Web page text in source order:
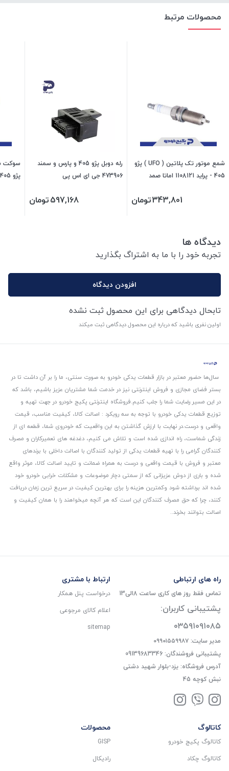
محصولات مرتبط
شمع موتور تک پلاتین ( UFO ) پژو
405 - پراید 1108121 اماتا صمد
343,801تومان
رله دوبل پژو 405 و پارس و سمند
473906 جی ای اس پی
597,168تومان
سوکت
پژو 405 - پراید 1108020 اماتا صمد
دیدگاه ها
تجربه خود را با ما به اشتراگ بگذارید
افزودن دیدگاه
تابحال دیدگاهی برای این محصول ثبت نشده
اولین نفری باشید که درباره این محصول دیدگاهی ثبت میکند
سال‌ها حضور معتبر در بازار قطعات یدکی خودرو به صورت سنتی، ما را بر آن داشت تا در
بستر فضای مجازی و فروش اینترنتی نیز در خدمت شما مشتریان عزیز باشیم، باشد که
در این مسیر رضایت شما را جلب کنیم.فروشگاه اینترنتی پکیج خودرو در جهت تهیه و
توزیع قطعات یدکی خودرو با توجه به سه رویکرد : اصالت کالا، کیفیت مناسب، قیمت
واقعی و درست.در نهایت با ارزش گذاشتن به این واقعیت که خودروی شما، قطعه ای از
زندگی شماست، راه اندازی شده است و تلاش می کنیم، دغدغه های تعمیرکاران و مصرف
کنندگان گرامی را با تهیه قطعات یدکی از تولید کنندگان با اصالت داخلی با برندهای
معتبر و فروش با قیمت واقعی و درست به همراه ضمانت و تایید اصالت کالا، موثر واقع
شده و باری از دوش عزیزانی که از سمتی دچار موضوعات و مشکلات خرابی خودرو خود
شده اند برداشته شود و‌کمترین هزینه را برای بهترین کیفیت در سریع ترین زمان دریافت
کنند، چرا که حق مصرف کنندگان این است که هر آنچه میخواهند را با همان کیفیت و
اصالت بتوانند بخرند..
راه های ارتباطی
تماس فقط روز های کاری ساعت 8الی13
پشتیبانی کاربران:
۰۳۵۹۱۰۹۱۰۸۵
مدیر سایت: ۰۹۹۰۱۵۵۹۹۸۷
پشتیبانی فروشندگان: 09139683346
آدرس فروشگاه: یزد-بلوار شهید دشتی
نبش کوچه 45
ارتباط با مشتری
درخواست پنل همکار
اعلام کالای مرجوعی
sitemap
کاتالوگ
کاتالوگ پکیج خودرو
کاتالوگ چکاد
محصولات
GISP
رادیکال